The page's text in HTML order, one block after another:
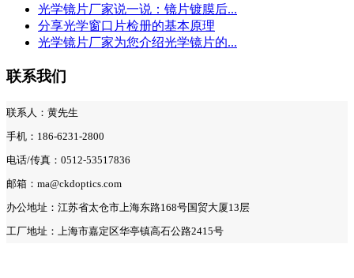
光学镜片厂家说一说：镜片镀膜后...
分享光学窗口片检册的基本原理
光学镜片厂家为您介绍光学镜片的...
联系我们
联系人：黄先生
手机：186-6231-2800
电话/传真：0512-53517836
邮箱：ma@ckdoptics.com
办公地址：江苏省太仓市上海东路168号国贸大厦13层
工厂地址：上海市嘉定区华亭镇高石公路2415号